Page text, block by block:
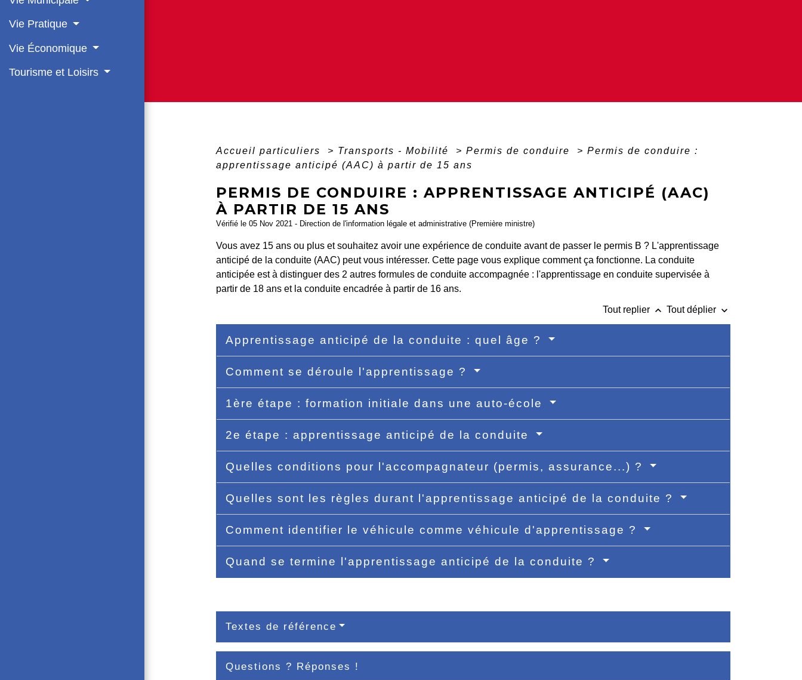
Vie Pratique
Vie Économique
Tourisme et Loisirs
Accueil particuliers > Transports - Mobilité > Permis de conduire > Permis de conduire :
apprentissage anticipé (AAC) à partir de 15 ans
PERMIS DE CONDUIRE : APPRENTISSAGE ANTICIPÉ (AAC)
À PARTIR DE 15 ANS
Vérifié le 05 Nov 2021 - Direction de l'information légale et administrative (Première ministre)
Vous avez 15 ans ou plus et souhaitez avoir une expérience de conduite avant de passer le permis B ? L'apprentissage
anticipé de la conduite (AAC) peut vous intéresser. Cette page vous explique comment ça fonctionne. La conduite
anticipée est à distinguer des 2 autres formules de conduite accompagnée : l'apprentissage en conduite supervisée à
partir de 18 ans et la conduite encadrée à partir de 16 ans.
Tout replier keyboard_arrow_up Tout déplier keyboard_arrow_down
Apprentissage anticipé de la conduite : quel âge ?
Comment se déroule l'apprentissage ?
1ère étape : formation initiale dans une auto-école
2e étape : apprentissage anticipé de la conduite
Quelles conditions pour l'accompagnateur (permis, assurance...) ?
Quelles sont les règles durant l'apprentissage anticipé de la conduite ?
Comment identifier le véhicule comme véhicule d'apprentissage ?
Quand se termine l'apprentissage anticipé de la conduite ?
Textes de référence
Questions ? Réponses !